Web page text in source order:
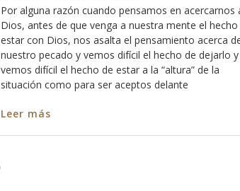
Por alguna razón cuando pensamos en acercarnos
Dios, antes de que venga a nuestra mente el hecho
estar con Dios, nos asalta el pensamiento acerca
nuestro pecado y vemos difícil el hecho de dejarlo y
vemos difícil el hecho de estar a la “altura” de la
situación como para ser aceptos delante
Leer más